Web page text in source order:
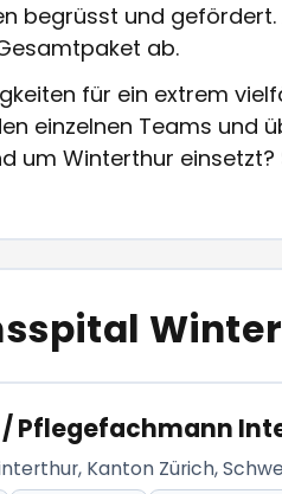
begrüsst und
ab.
für ein extrem
einzelnen Teams und
um Winterthur
Pflegefachmann
Kanton Zürich,